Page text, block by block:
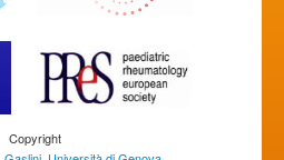
Copyright